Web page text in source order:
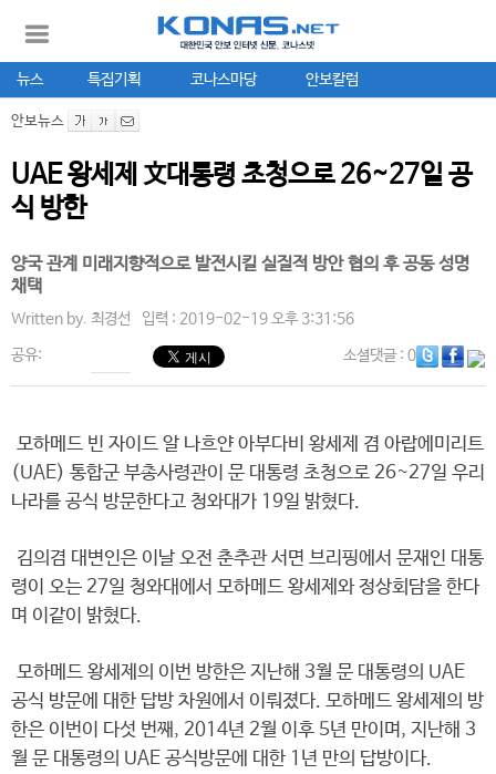
뉴스 특집기획 코나스마당 안보칼럼
안보뉴스
UAE 왕세제 文대통령 초청으로 26~27일 공
식 방한
양국 관계 미래지향적으로 발전시킬 실질적 방안 협의 후 공동 성명
채택
Written by. 최경선 입력 : 2019-02-19 오후 3:31:56
공유: 소셜댓글: 0
모하메드 빈 자이드 알 나흐얀 아부다비 왕세제 겸 아랍에미리트
(UAE) 통합군 부총사령관이 문 대통령 초청으로 26~27일 우리
나라를 공식 방문한다고 청와대가 19일 밝혔다.
김의겸 대변인은 이날 오전 춘추관 서면 브리핑에서 문재인 대통
령이 오는 27일 청와대에서 모하메드 왕세제와 정상회담을 한다
며 이같이 밝혔다.
모하메드 왕세제의 이번 방한은 지난해 3월 문 대통령의 UAE
공식 방문에 대한 답방 차원에서 이뤄졌다. 모하메드 왕세제의 방
한은 이번이 다섯 번째, 2014년 2월 이후 5년 만이며, 지난해 3
월 문 대통령의 UAE 공식방문에 대한 1년 만의 답방이다.